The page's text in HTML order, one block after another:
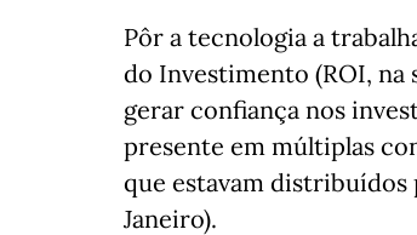
Pôr a tecnologia a
do Investimento (ROI, na
gerar confiança nos
presente em múltiplas
que estavam distribuídos
Janeiro).